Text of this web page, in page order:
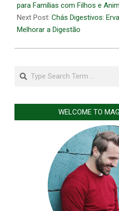
01
para Famílias com Filhos e
Next Post: Chás Digestivos:
Melhorar a Digestão
Search
WELCOME TO